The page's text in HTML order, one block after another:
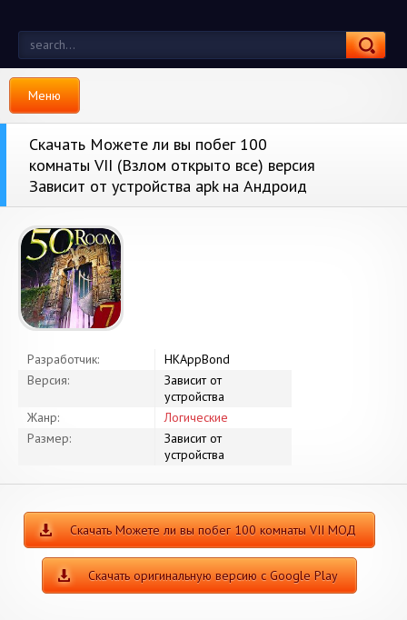
Меню
Скачать Можете ли вы побег 100
комнаты VII (Взлом открыто все) версия
Зависит от устройства apk на Андроид
Разработчик:
HKAppBond
Версия:
Зависит от
устройства
Жанр:
Логические
Размер:
Зависит от
устройства
Скачать Можете ли вы побег 100 комнаты VII МОД
Скачать оригинальную версию с Google Play